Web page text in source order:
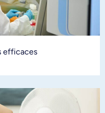
efficaces